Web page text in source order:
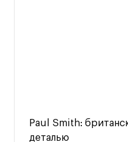
Paul Smith:
деталью